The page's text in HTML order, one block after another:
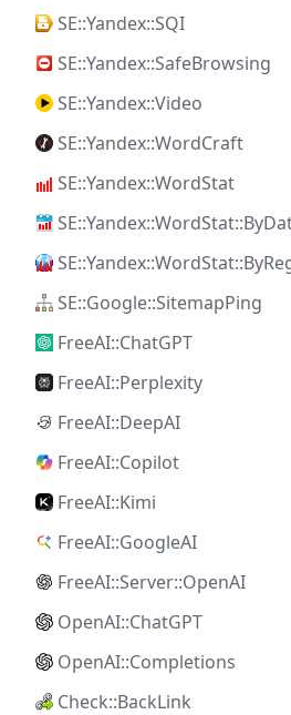
SE::Yandex::SQI
SE::Yandex::SafeBrowsing
SE::Yandex::Video
SE::Yandex::WordCraft
SE::Yandex::WordStat
SE::Google::SitemapPing
FreeAI::ChatGPT
FreeAI::Perplexity
FreeAI::DeepAI
FreeAI::Copilot
FreeAI::Kimi
FreeAI::GoogleAI
FreeAI::Server::OpenAI
OpenAI::ChatGPT
OpenAI::Completions
Check::BackLink